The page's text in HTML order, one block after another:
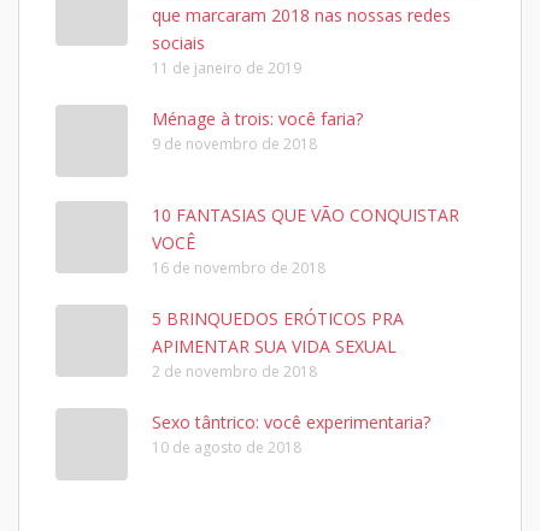
que marcaram 2018 nas nossas redes
sociais
11 de janeiro de 2019
Ménage à trois: você faria?
9 de novembro de 2018
10 FANTASIAS QUE VÃO CONQUISTAR
VOCÊ
16 de novembro de 2018
5 BRINQUEDOS ERÓTICOS PRA
APIMENTAR SUA VIDA SEXUAL
2 de novembro de 2018
Sexo tântrico: você experimentaria?
10 de agosto de 2018